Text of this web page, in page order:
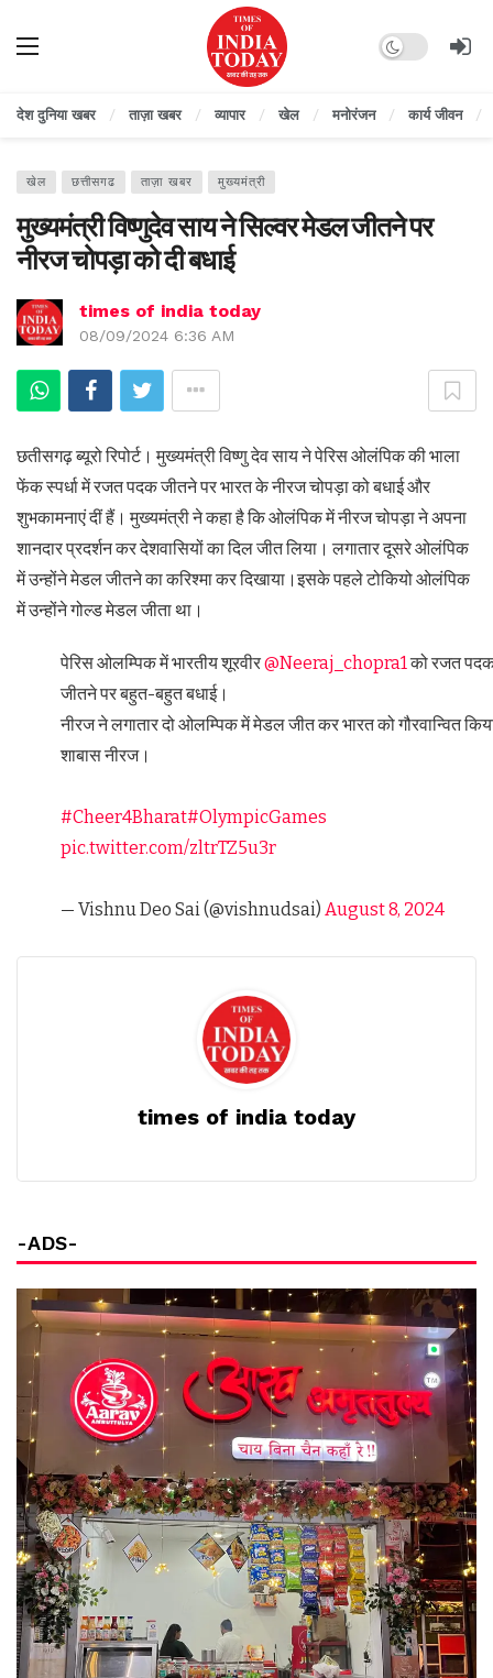
Dark mode
देश दुनिया खबर ताज़ा खबर व्यापार खेल मनोरंजन कार्य जीवन
खेल छत्तीसगढ ताज़ा खबर मुख्यमंत्री
मुख्यमंत्री विष्णुदेव साय ने सिल्वर मेडल जीतने पर
नीरज चोपड़ा को दी बधाई
times of india today
08/09/2024 6:36 AM
छतीसगढ़ ब्यूरो रिपोर्ट। मुख्यमंत्री विष्णु देव साय ने पेरिस ओलंपिक की भाला
फेंक स्पर्धा में रजत पदक जीतने पर भारत के नीरज चोपड़ा को बधाई और
शुभकामनाएं दीं हैं। मुख्यमंत्री ने कहा है कि ओलंपिक में नीरज चोपड़ा ने अपना
शानदार प्रदर्शन कर देशवासियों का दिल जीत लिया। लगातार दूसरे ओलंपिक
में उन्होंने मेडल जीतने का करिश्मा कर दिखाया।इसके पहले टोकियो ओलंपिक
में उन्होंने गोल्ड मेडल जीता था।
पेरिस ओलम्पिक में भारतीय शूरवीर@Neeraj_chopra1को रजत
जीतने पर बहुत-बहुत बधाई।
नीरज ने लगातार दो ओलम्पिक में मेडल जीत कर भारत को गौरवान्वित
शाबास नीरज।
#Cheer4Bharat#OlympicGames
pic.twitter.com/zltrTZ5u3r
— Vishnu Deo Sai (@vishnudsai) August 8, 2024
times of india today
-ADS-